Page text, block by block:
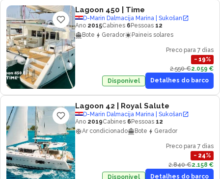
Lagoon 450 | Time
D-Marin Dalmacija Marina | Sukošan
Ano 2015Cabines 6 Pessoas 12
Bote
Gerador Paineis solares
Preco para 7 dias
− 19%
2.550 €2.059 €
Disponivel
Detalhes do barco
Lagoon 42 | Royal Salute
D-Marin Dalmacija Marina | Sukošan
Ano 2019Cabines 6 Pessoas 12
Ar condicionado
Bote Gerador
Preco para 7 dias
− 24%
2.840 €2.158 €
Disponivel
Detalhes do barco